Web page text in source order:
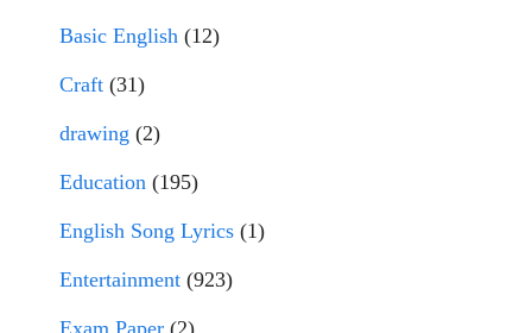
Basic English (12)
Craft (31)
drawing (2)
Education (195)
English Song Lyrics (1)
Entertainment (923)
Exam Paper (2)